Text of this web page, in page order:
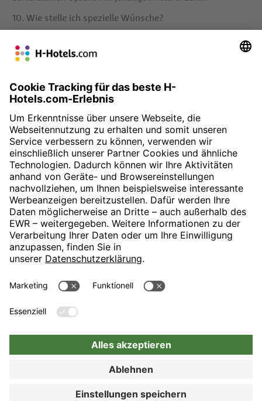
10. Wie stelle ich spezielle Wünsche?
Ihrer Reservierung in einem Berliner Hotel, um Ihre speziellen
Wünsche uns mitzuteilen. Anderenfalls können Sie auch
gebührenfrei kontaktieren.
Hier Ihr Hotel Berlin günstig buchen
Folgt H-Hotels.com für News und Infos auf folgenden Seiten